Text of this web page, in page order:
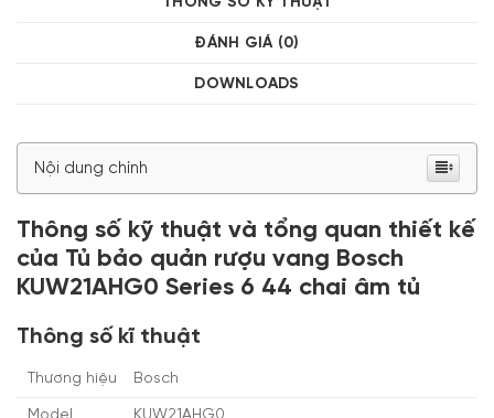
ĐÁNH GIÁ (0)
DOWNLOADS
Nội dung chính
Thông số kỹ thuật và tổng quan thiết kế
của Tủ bảo quản rượu vang Bosch
KUW21AHG0 Series 6 44 chai âm tủ
Thông số kĩ thuật
Thương hiệu Bosch